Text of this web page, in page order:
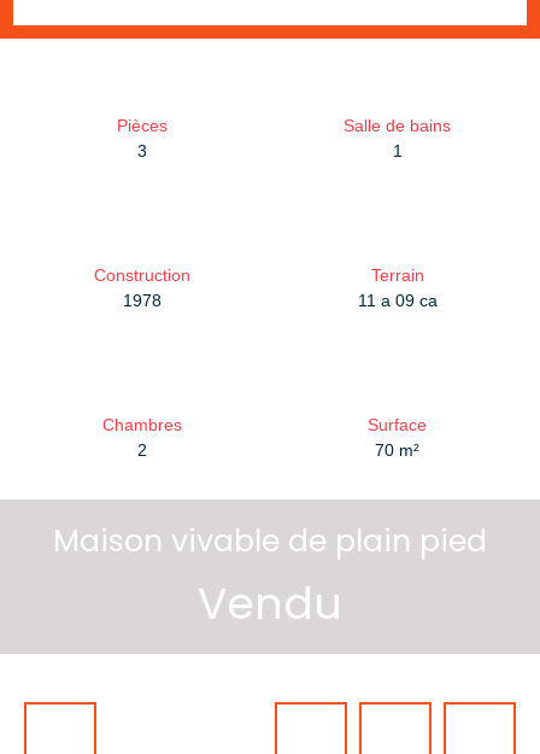
Pièces
3
Salle de bains
1
Construction
1978
Terrain
11 a 09 ca
Chambres
2
Surface
70 m²
Maison vivable de plain pied
Vendu